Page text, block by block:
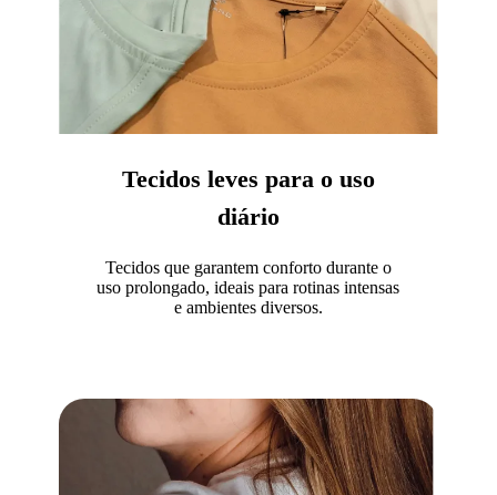
Tecidos leves para o uso
diário
Tecidos que garantem conforto durante o
uso prolongado, ideais para rotinas intensas
e ambientes diversos.